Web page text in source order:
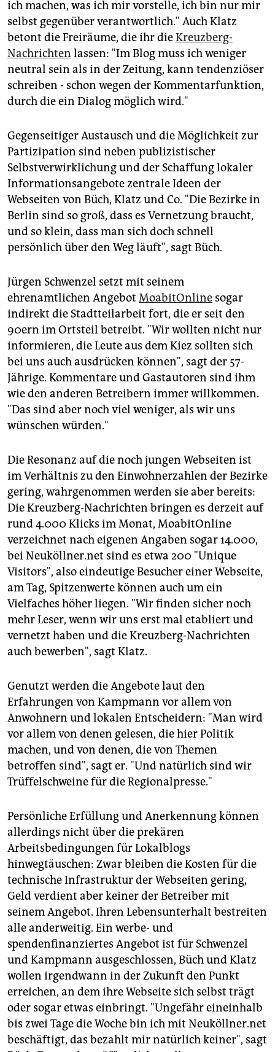
ich machen, was ich mir vorstelle, ich bin nur mir
selbst gegenüber verantwortlich." Auch Klatz
betont die Freiräume, die ihr dieKreuzberg-
Nachrichten lassen: "Im Blog muss ich weniger
neutral sein als in der Zeitung, kann tendenziöser
schreiben - schon wegen der Kommentarfunktion,
durch die ein Dialog möglich wird."
Gegenseitiger Austausch und die Möglichkeit zur
Partizipation sind neben publizistischer
Selbstverwirklichung und der Schaffung lokaler
Informationsangebote zentrale Ideen der
Webseiten von Büch, Klatz und Co. "Die Bezirke in
Berlin sind so groß, dass es Vernetzung braucht,
und so klein, dass man sich doch schnell
persönlich über den Weg läuft", sagt Büch.
Jürgen Schwenzel setzt mit seinem
ehrenamtlichen Angebot MoabitOnline sogar
indirekt die Stadtteilarbeit fort, die er seit den
90ern im Ortsteil betreibt. "Wir wollten nicht nur
informieren, die Leute aus dem Kiez sollten sich
bei uns auch ausdrücken können", sagt der 57-
Jährige. Kommentare und Gastautoren sind ihm
wie den anderen Betreibern immer willkommen.
"Das sind aber noch viel weniger, als wir uns
wünschen würden."
Die Resonanz auf die noch jungen Webseiten ist
im Verhältnis zu den Einwohnerzahlen der Bezirke
gering, wahrgenommen werden sie aber bereits:
Die Kreuzberg-Nachrichten bringen es derzeit auf
rund 4.000 Klicks im Monat, MoabitOnline
verzeichnet nach eigenen Angaben sogar 14.000,
bei Neuköllner.net sind es etwa 200 "Unique
Visitors", also eindeutige Besucher einer Webseite,
am Tag, Spitzenwerte können auch um ein
Vielfaches höher liegen. "Wir finden sicher noch
mehr Leser, wenn wir uns erst mal etabliert und
vernetzt haben und die Kreuzberg-Nachrichten
auch bewerben", sagt Klatz.
Genutzt werden die Angebote laut den
Erfahrungen von Kampmann vor allem von
Anwohnern und lokalen Entscheidern: "Man wird
vor allem von denen gelesen, die hier Politik
machen, und von denen, die von Themen
betroffen sind", sagt er. "Und natürlich sind wir
Trüffelschweine für die Regionalpresse."
Persönliche Erfüllung und Anerkennung können
allerdings nicht über die prekären
Arbeitsbedingungen für Lokalblogs
hinwegtäuschen: Zwar bleiben die Kosten für die
technische Infrastruktur der Webseiten gering,
Geld verdient aber keiner der Betreiber mit
seinem Angebot. Ihren Lebensunterhalt bestreiten
alle anderweitig. Ein werbe- und
spendenfinanziertes Angebot ist für Schwenzel
und Kampmann ausgeschlossen, Büch und Klatz
wollen irgendwann in der Zukunft den Punkt
erreichen, an dem ihre Webseite sich selbst trägt
oder sogar etwas einbringt. "Ungefähr eineinhalb
bis zwei Tage die Woche bin ich mit Neuköllner.net
beschäftigt, das bezahlt mir natürlich keiner", sagt